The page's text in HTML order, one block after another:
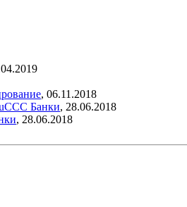
, 06.11.2018
Банки, 28.06.2018
, 28.06.2018